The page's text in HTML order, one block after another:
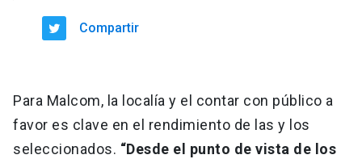
Compartir
Para Malcom, la localía y el contar con público a
favor es clave en el rendimiento de las y los
seleccionados. “Desde el punto de vista de los